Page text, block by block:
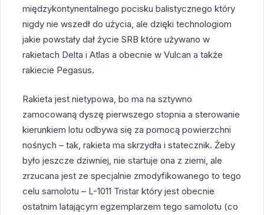
międzykontynentalnego pocisku balistycznego który
nigdy nie wszedł do użycia, ale dzięki technologiom
jakie powstały dał życie SRB które używano w
rakietach Delta i Atlas a obecnie w Vulcan a także
rakiecie Pegasus.
Rakieta jest nietypowa, bo ma na sztywno
zamocowaną dyszę pierwszego stopnia a sterowanie
kierunkiem lotu odbywa się za pomocą powierzchni
nośnych – tak, rakieta ma skrzydła i statecznik. Żeby
było jeszcze dziwniej, nie startuje ona z ziemi, ale
zrzucana jest ze specjalnie zmodyfikowanego to tego
celu samolotu – L-1011 Tristar który jest obecnie
ostatnim latającym egzemplarzem tego samolotu (co